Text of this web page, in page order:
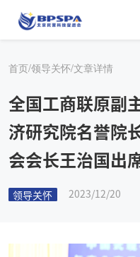
首页/领导关怀/文章详情
全国工商联原副
济研究院名誉院
会会长王治国出
领导关怀 2023/12/20